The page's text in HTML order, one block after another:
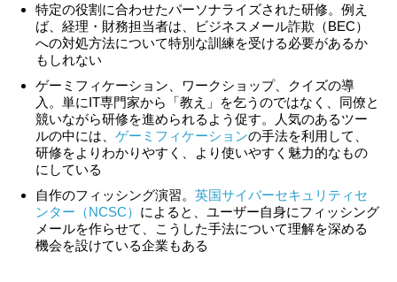
特定の役割に合わせたパーソナライズされた研修。例え
ば、経理・財務担当者は、ビジネスメール詐欺（BEC）
への対処方法について特別な訓練を受ける必要があるか
もしれない
ゲーミフィケーション、ワークショップ、クイズの導
入。単にIT専門家から「教え」を乞うのではなく、同僚と
競いながら研修を進められるよう促す。人気のあるツー
ルの中には、 ゲーミフィケーションの手法を利用して、
研修をよりわかりやすく、より使いやすく魅力的なもの
にしている
自作のフィッシング演習。 英国サイバーセキュリティセ
ンター（NCSC） によると、ユーザー自身にフィッシング
メールを作らせて、こうした手法について理解を深める
機会を設けている企業もある